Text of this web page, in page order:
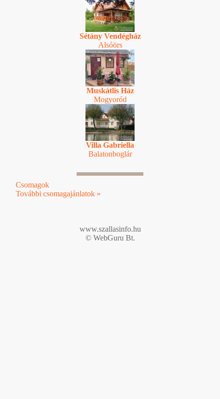
Sétány Vendégház
Alsóörs
Muskátlis Ház
Mogyoród
Villa Gabriella
Balatonboglár
Csomagok
További csomagajánlatok »
www.szallasinfo.hu
© WebGuru Bt.